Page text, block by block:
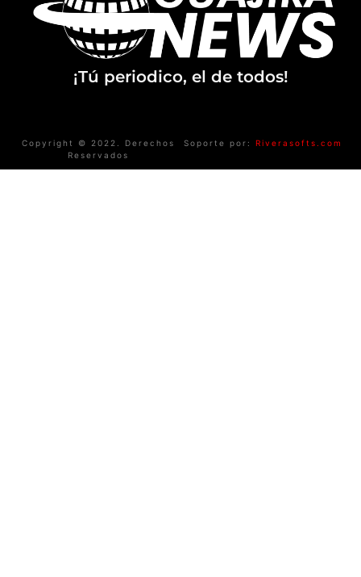
¡Tú periodico, el de todos!
Copyright © 2022. Derechos
Reservados
Soporte por: Riverasofts.com